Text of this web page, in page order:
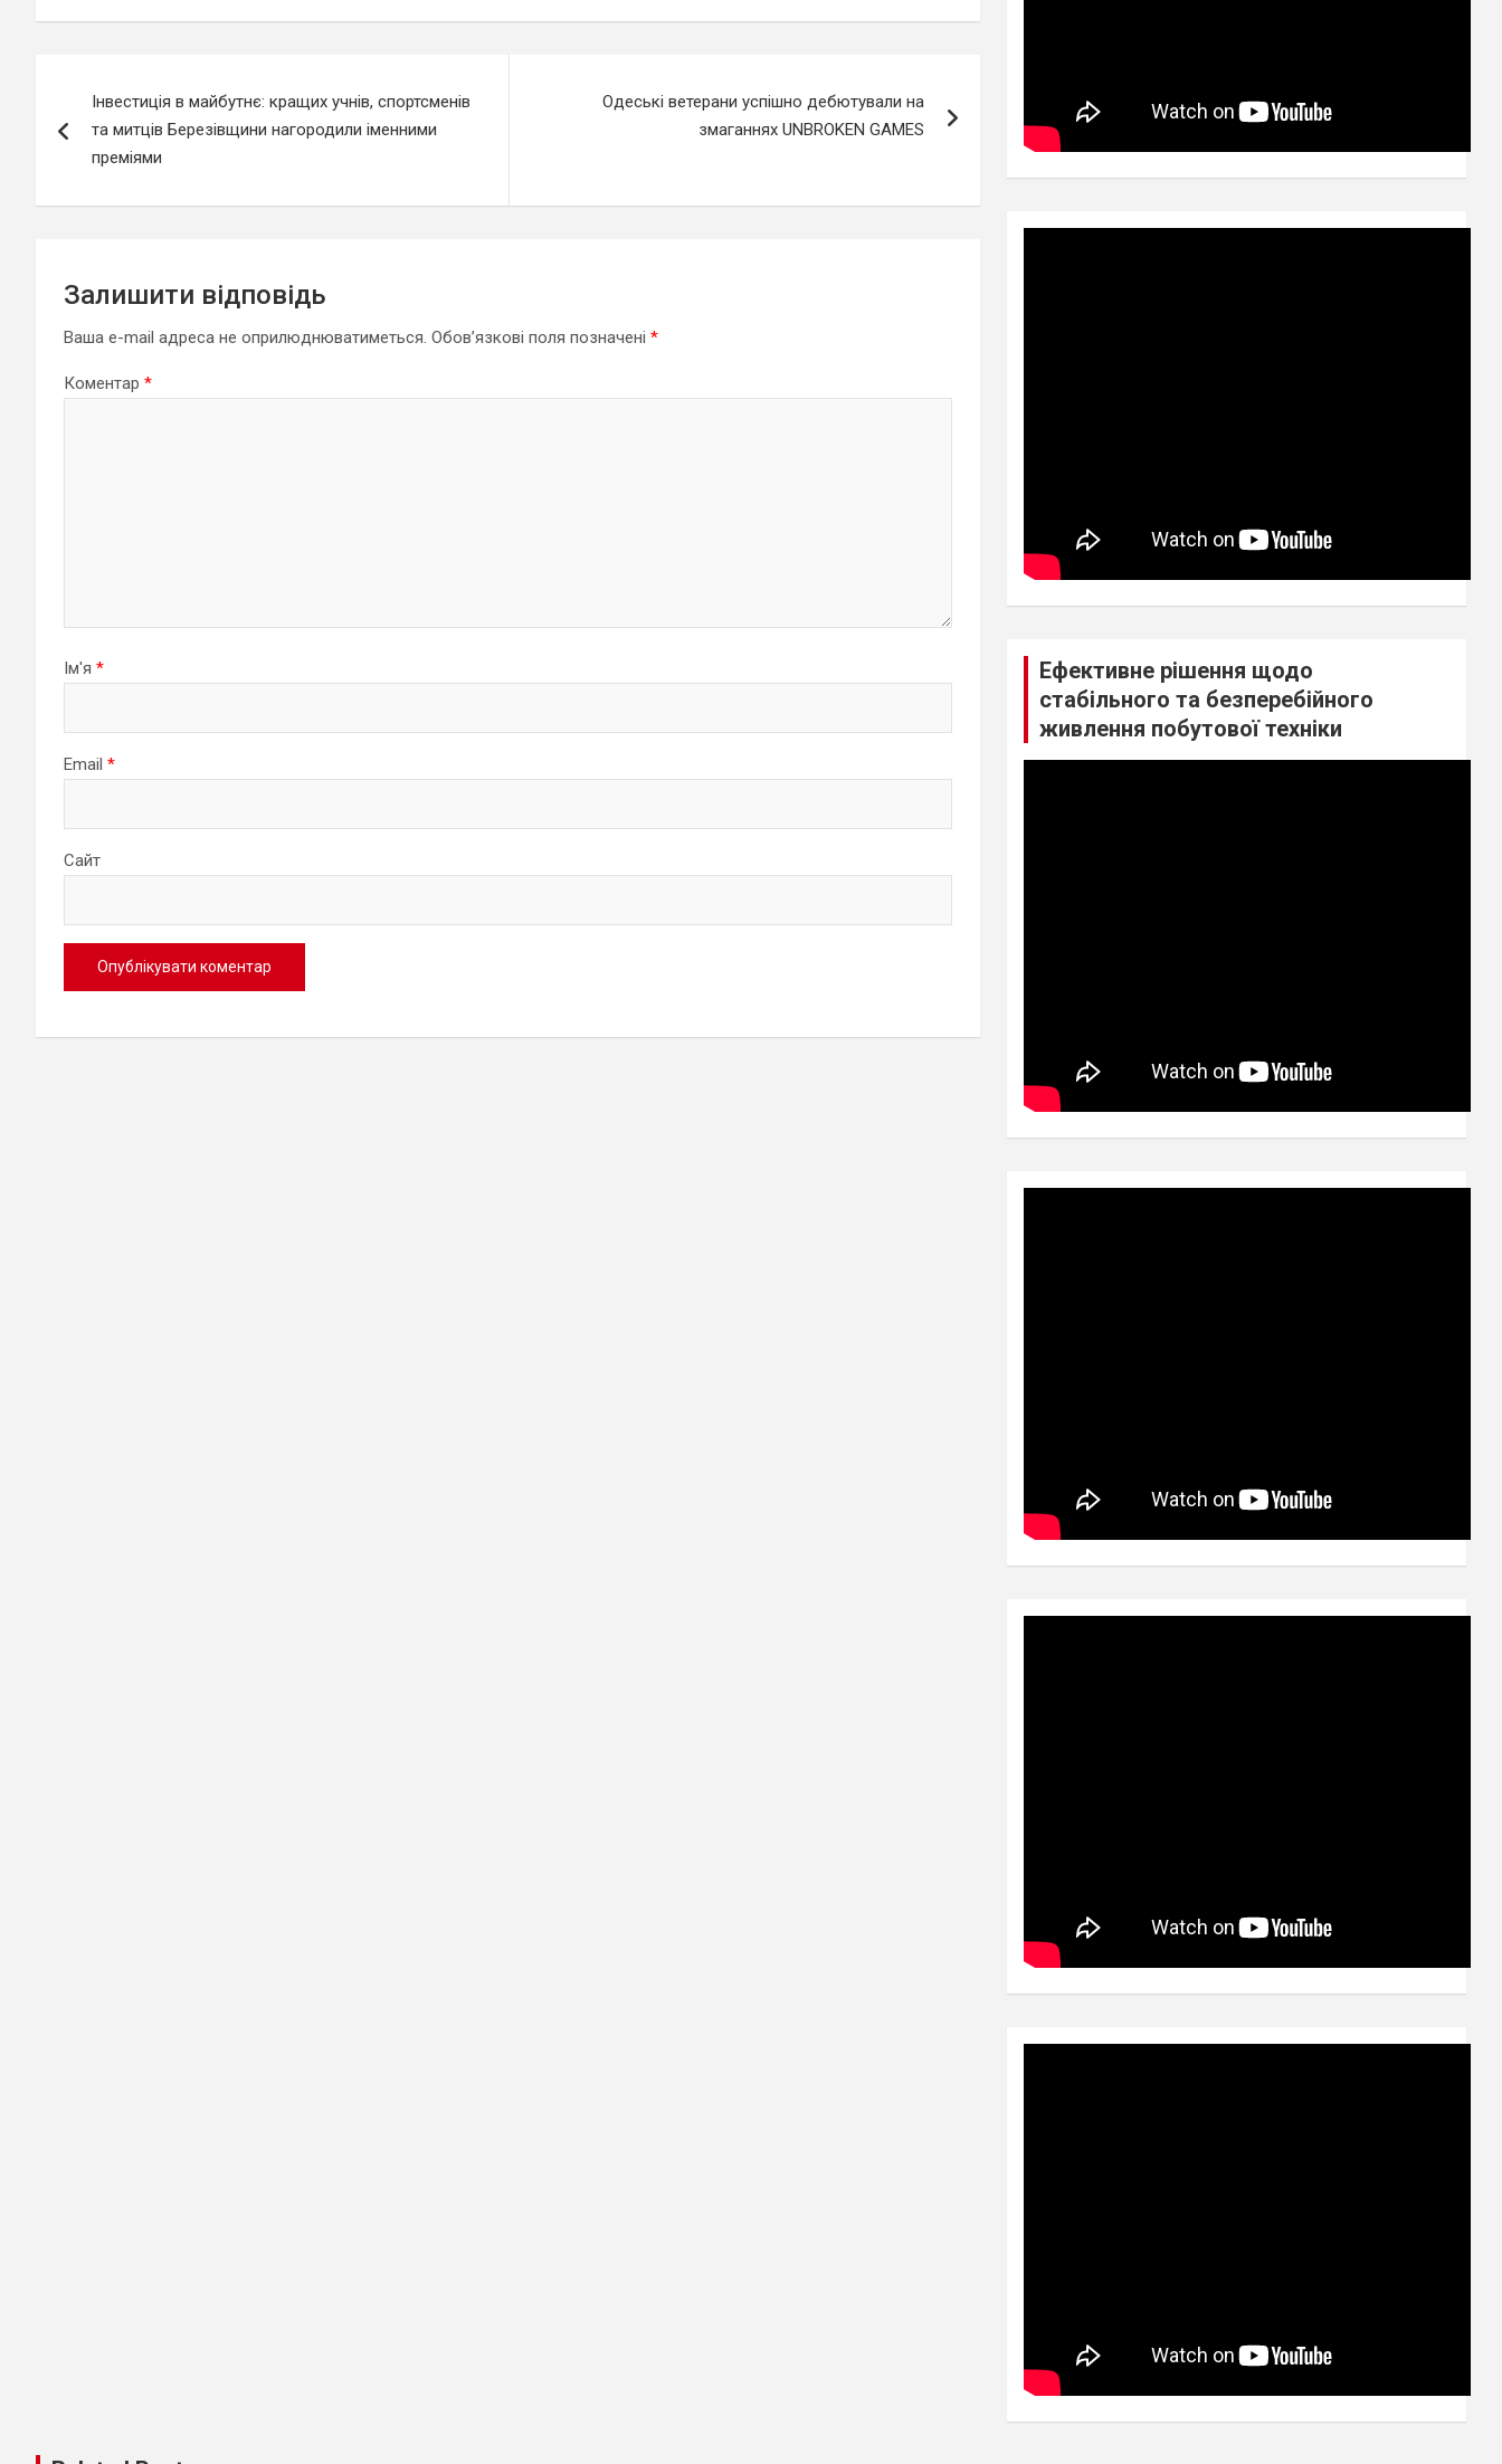
записів
Інвестиція в майбутнє: кращих учнів, спортсменів
та митців Березівщини нагородили іменними
преміями
Одеські ветерани успішно дебютували на
змаганнях UNBROKEN GAMES
Залишити відповідь
Ваша e-mail адреса не оприлюднюватиметься. Обов’язкові поля позначені *
Коментар *
Ім'я *
Email *
Сайт
Ефективне рішення щодо
стабільного та безперебійного
живлення побутової техніки